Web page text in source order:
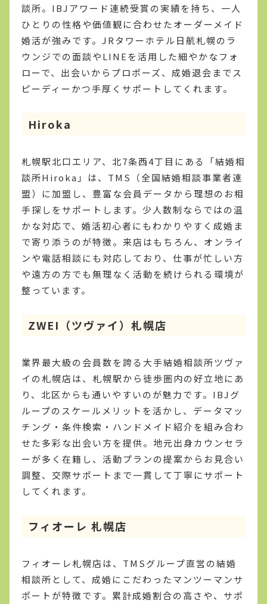
談所。IBJアワード連続受賞の実績を持ち、一人
ひとりの性格や価値観に合わせたオーダーメイド
婚活が強みです。JRタワーホテル日航札幌のラ
ウンジでの面談やLINEを活用した細やかなフォ
ローで、出会いからプロポーズ、成婚退会までス
ピーディーかつ手厚くサポートしてくれます。
Hiroka
札幌駅北口エリア、北7条西4丁目にある「結婚相
談所Hiroka」は、TMS（全国結婚相談事業者連
盟）に加盟し、豊富な会員データから理想のお相
手探しをサポートします。少人数制ならではの温
かな対応で、婚活初心者にもわかりやすく成婚ま
で寄り添うのが特徴。来店はもちろん、オンライ
ンや電話相談にも対応しており、仕事が忙しい方
や遠方の方でも無理なく活動を続けられる環境が
整っています。
ZWEI（ツヴァイ）札幌店
業界最大級の会員数を誇る大手結婚相談所ツヴァ
イの札幌店は、札幌駅から徒歩圏内の好立地にあ
り、北区からも通いやすいのが魅力です。IBJグ
ループのスケールメリットを活かし、データマッ
チング・条件検索・ハンドメイド紹介を組み合わ
せた多彩な出会い方を提供。地元出身カウンセラ
ーが多く在籍し、活動プランの提案からお見合い
調整、交際サポートまで一貫して丁寧にサポート
してくれます。
フィオーレ 札幌店
フィオーレ札幌店は、TMSグループ直営の結婚
相談所として、成婚にこだわったマンツーマンサ
ポートが特徴です。累計成婚割合の高さや、サポ